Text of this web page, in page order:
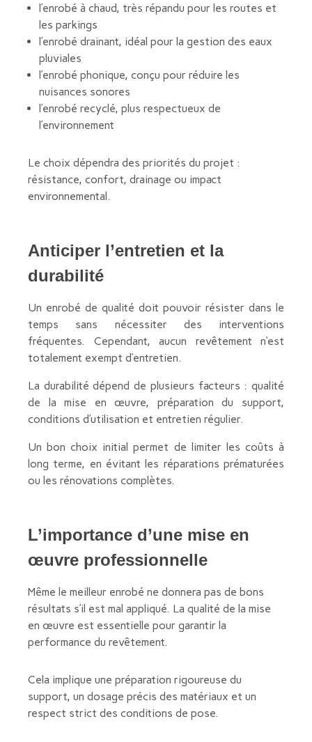
l’enrobé à chaud, très répandu pour les routes et
les parkings
l’enrobé drainant, idéal pour la gestion des eaux
pluviales
l’enrobé phonique, conçu pour réduire les
nuisances sonores
l’enrobé recyclé, plus respectueux de
l’environnement
Le choix dépendra des priorités du projet :
résistance, confort, drainage ou impact
environnemental.
Anticiper l’entretien et la
durabilité
Un enrobé de qualité doit pouvoir résister dans le
temps sans nécessiter des interventions
fréquentes. Cependant, aucun revêtement n’est
totalement exempt d’entretien.
La durabilité dépend de plusieurs facteurs : qualité
de la mise en œuvre, préparation du support,
conditions d’utilisation et entretien régulier.
Un bon choix initial permet de limiter les coûts à
long terme, en évitant les réparations prématurées
ou les rénovations complètes.
L’importance d’une mise en
œuvre professionnelle
Même le meilleur enrobé ne donnera pas de bons
résultats s’il est mal appliqué. La qualité de la mise
en œuvre est essentielle pour garantir la
performance du revêtement.
Cela implique une préparation rigoureuse du
support, un dosage précis des matériaux et un
respect strict des conditions de pose.